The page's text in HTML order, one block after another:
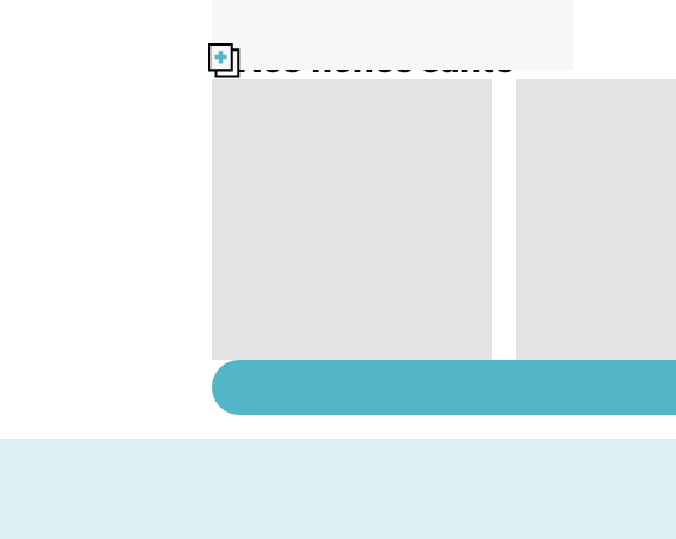
Nos fiches santé
jouissez-vous ?
ménopause